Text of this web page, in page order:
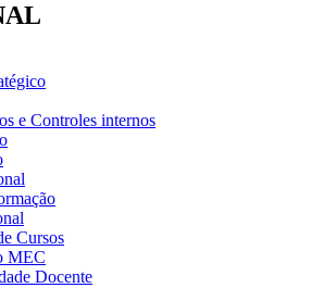
e Controles internos
Cursos
MEC
Docente